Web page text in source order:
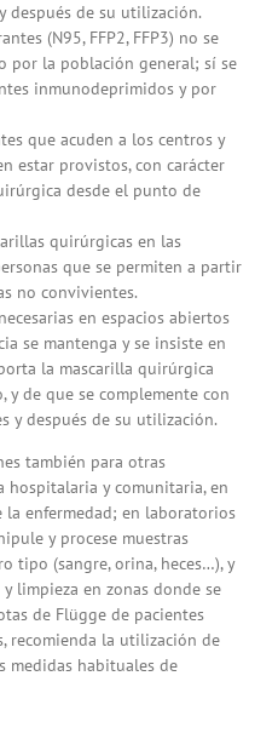
después de su utilización.
(N95, FFP2, FFP3) no se
por la población general; sí se
inmunodeprimidos y por
que acuden a los centros y
estar provistos, con carácter
desde el punto de
quirúrgicas en las
que se permiten a partir
no convivientes.
en espacios abiertos
se mantenga y se insiste en
la mascarilla quirúrgica
y de que se complemente con
y después de su utilización.
también para otras
y comunitaria, en
la enfermedad; en laboratorios
y procese muestras
tipo (sangre, orina, heces…), y
limpieza en zonas donde se
de Flügge de pacientes
recomienda la utilización de
medidas habituales de